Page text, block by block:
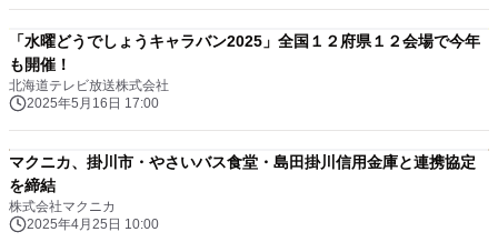
「水曜どうでしょうキャラバン2025」全国１２府県１２会場で今年
も開催！
北海道テレビ放送株式会社
2025年5月16日 17:00
マクニカ、掛川市・やさいバス食堂・島田掛川信用金庫と連携協定
を締結
株式会社マクニカ
2025年4月25日 10:00